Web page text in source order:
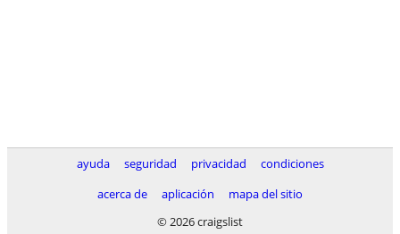
ayuda seguridad privacidad
condiciones
acerca de
aplicación
mapa del sitio
© 2026 craigslist